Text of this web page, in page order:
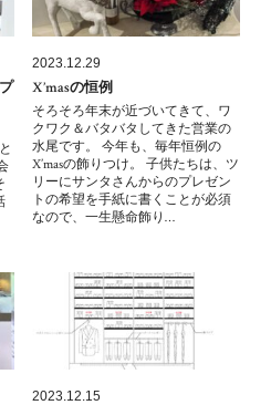
2023.12.29
X’masの恒例
そろそろ年末が近づいてきて、ワ
クワク＆バタバタしてきた営業の
水尾です。 今年も、毎年恒例の
X’masの飾りつけ。 子供たちは、ツ
リーにサンタさんからのプレゼン
トの希望を手紙に書くことが必須
なので、一生懸命飾り…
2023.12.15